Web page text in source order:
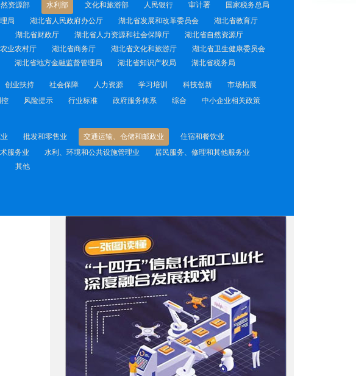
资源部 水利部 文化和旅游部 人民银行 审计署
国家税务总局
局 湖北省人民政府办公厅 湖北省发展和改革委员会
湖北省教育厅
湖北省财政厅 湖北省人力资源和社会保障厅
湖北省自然资源厅
业农村厅 湖北省商务厅 湖北省文化和旅游厅
湖北省卫生健康委员会
湖北省地方金融监督管理局 湖北省知识产权局 湖北省税务局
创业扶持 社会保障 人力资源 学习培训 科技创新
市场拓展
风险提示 行业标准 政府服务体系 综合
中小企业相关政策
批发和零售业 交通运输、仓储和邮政业
住宿和餐饮业
服务业 水利、环境和公共设施管理业
居民服务、修理和其他服务业
其他